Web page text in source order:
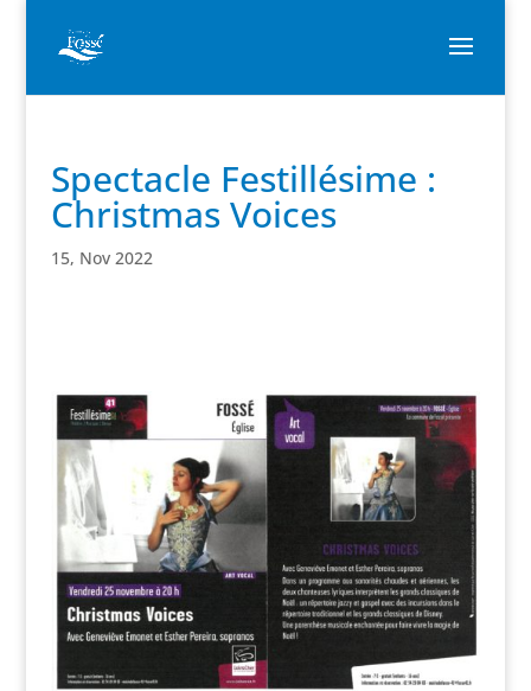
Spectacle Festillésime :
Christmas Voices
15, Nov 2022